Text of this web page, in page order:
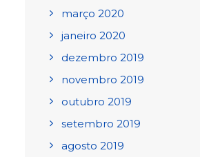
março 2020
janeiro 2020
dezembro 2019
novembro 2019
outubro 2019
setembro 2019
agosto 2019